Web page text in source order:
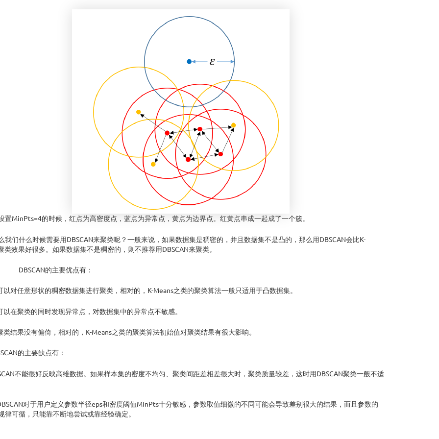
的时候，红点为高密度点，蓝点为异常点，黄点为边界点。红黄点串成一起成了一个簇。
什么时候需要用DBSCAN来聚类呢？一般来说，如果数据集是稠密的，并且数据集不是凸的，那么用DBSCAN会比K-
类效果好很多。如果数据集不是稠密的，则不推荐用DBSCAN来聚类。
的主要优点有：
对任意形状的稠密数据集进行聚类，相对的，K-Means之类的聚类算法一般只适用于凸数据集。
在聚类的同时发现异常点，对数据集中的异常点不敏感。
结果没有偏倚，相对的，K-Means之类的聚类算法初始值对聚类结果有很大影响。
的主要缺点有：
不能很好反映高维数据。如果样本集的密度不均匀、聚类间距差相差很大时，聚类质量较差，这时用DBSCAN聚类一般不适
对于用户定义参数半径eps和密度阈值MinPts十分敏感，参数取值细微的不同可能会导致差别很大的结果，而且参数的
律可循，只能靠不断地尝试或靠经验确定。